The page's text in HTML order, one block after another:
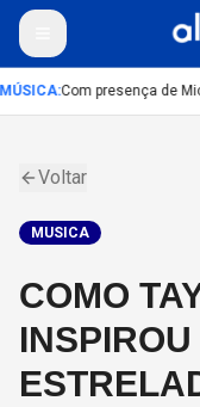
:Com presença de
Voltar
MUSICA
COMO